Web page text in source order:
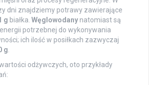
dni znajdziemy potrawy zawierające
g białka. Węglowodany natomiast są
potrzebnej do wykonywania
ich ilość w posiłkach zazwyczaj
g
odżywczych, oto przykłady